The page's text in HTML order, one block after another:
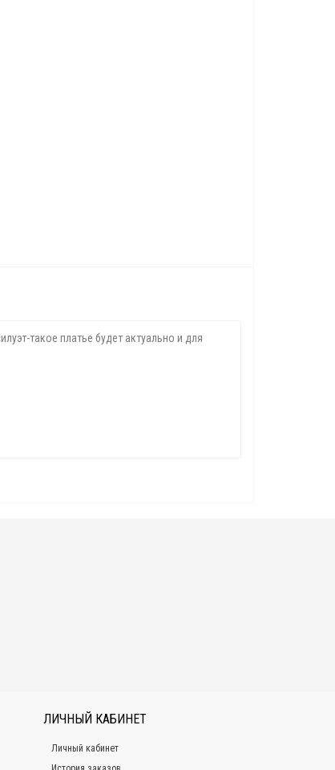
такое платье будет актуально и для
ЛИЧНЫЙ КАБИНЕТ
Личный кабинет